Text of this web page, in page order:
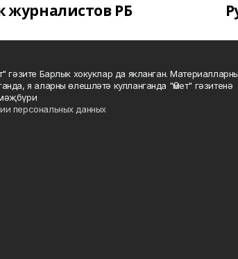
журналистов РБ
гәзите Барлык хокуклар да якланган. Материалларны
я аларны өлешләтә кулланганда "Өмет" гәзитенә
персональных данных